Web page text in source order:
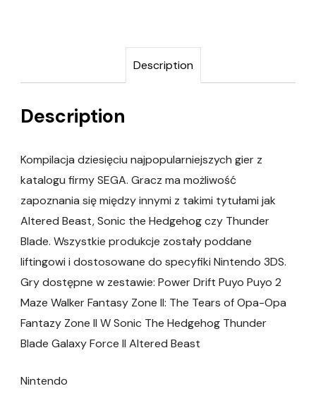
Description
Description
Kompilacja dziesięciu najpopularniejszych gier z
katalogu firmy SEGA. Gracz ma możliwość
zapoznania się między innymi z takimi tytułami jak
Altered Beast, Sonic the Hedgehog czy Thunder
Blade. Wszystkie produkcje zostały poddane
liftingowi i dostosowane do specyfiki Nintendo 3DS.
Gry dostępne w zestawie: Power Drift Puyo Puyo 2
Maze Walker Fantasy Zone II: The Tears of Opa-Opa
Fantazy Zone II W Sonic The Hedgehog Thunder
Blade Galaxy Force II Altered Beast
Nintendo